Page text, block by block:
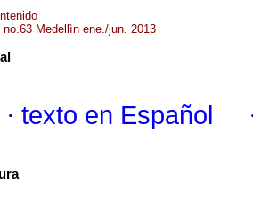
Medellìn ene./jun. 2013
· texto en Español